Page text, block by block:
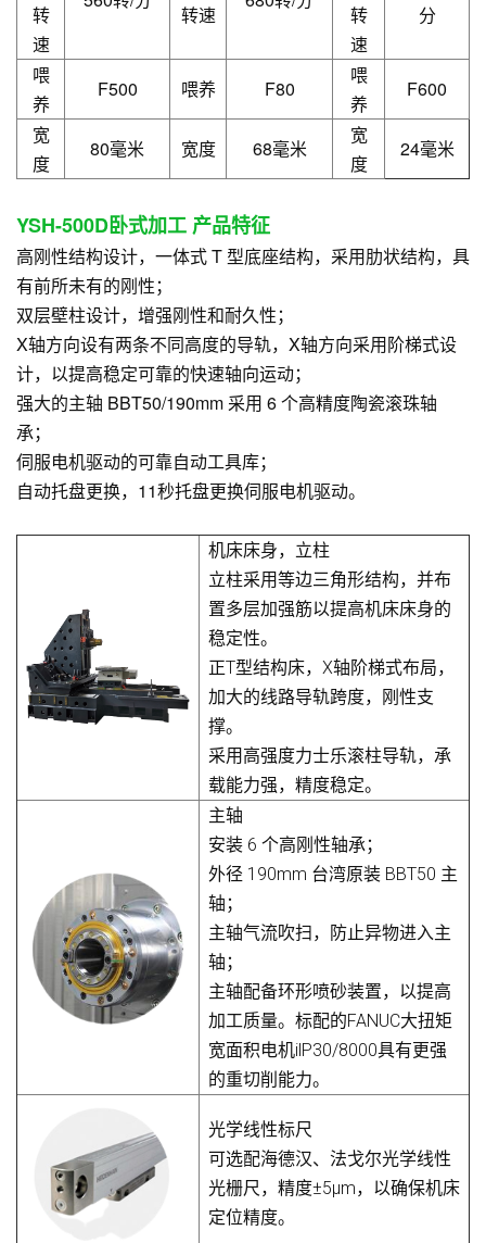
转
速
转速
转
速
分
喂
养
F500 喂养 F80
喂
养
F600
宽
度
80毫米 宽度 68毫米
宽
度
24毫米
YSH-500D卧式加工 产品特征
高刚性结构设计，一体式 T 型底座结构，采用肋状结构，具
有前所未有的刚性；
双层壁柱设计，增强刚性和耐久性；
X轴方向设有两条不同高度的导轨，X轴方向采用阶梯式设
计，以提高稳定可靠的快速轴向运动；
强大的主轴 BBT50/190mm 采用 6 个高精度陶瓷滚珠轴
承；
伺服电机驱动的可靠自动工具库；
自动托盘更换，11秒托盘更换伺服电机驱动。
机床床身，立柱
立柱采用等边三角形结构，并布
置多层加强筋以提高机床床身的
稳定性。
正T型结构床，X轴阶梯式布局，
加大的线路导轨跨度，刚性支
撑。
采用高强度力士乐滚柱导轨，承
载能力强，精度稳定。
主轴
安装 6 个高刚性轴承；
外径 190mm 台湾原装 BBT50 主
轴；
主轴气流吹扫，防止异物进入主
轴；
主轴配备环形喷砂装置，以提高
加工质量。标配的FANUC大扭矩
宽面积电机ilP30/8000具有更强
的重切削能力。
光学线性标尺
可选配海德汉、法戈尔光学线性
光栅尺，精度±5μm，以确保机床
定位精度。